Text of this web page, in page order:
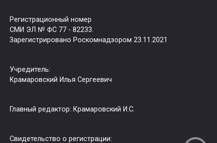
Регистрационный номер
СМИ ЭЛ № ФС 77 - 82233.
Зарегистрировано Роскомнадзором 23.11.2021
Учредитель:
Крамаровский Илья Сергеевич
Главный редактор: Крамаровский И.С.
Свидетельство о регистрации: